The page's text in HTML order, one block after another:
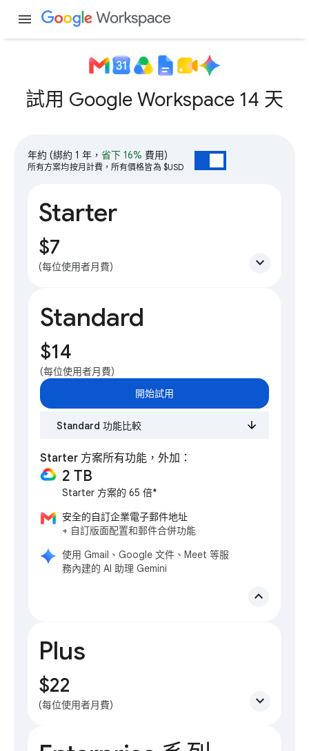
menu
試用 Google Workspace 14 天
年約 (綁約 1 年， 省下 16% 費用)
所有方案均按月計費，所有價格皆為 $USD
Starter
$7
(每位使用者月費) expand_more
Standard
$14
(每位使用者月費)
開始試用
Standard 功能比較
Starter 方案所有功能，外加：
2 TB
Starter 方案的 65 倍*
安全的自訂企業電子郵件地址
+ 自訂版面配置和郵件合併功能
使用 Gmail、Google 文件、Meet 等服
務內建的 AI 助理 Gemini
expand_less
Plus
$22
(每位使用者月費) expand_more